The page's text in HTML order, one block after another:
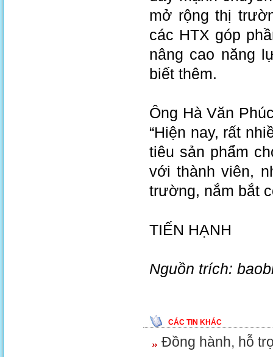
mở rộng thị
các HTX góp
nâng cao năng
biết thêm.
Ông Hà Văn
“Hiện nay, rất
tiêu sản phẩm
với thành viên,
trường, nắm bắt
TIẾN HẠNH
Nguồn trích:
CÁC TIN KHÁC
Đồng hành, hỗ